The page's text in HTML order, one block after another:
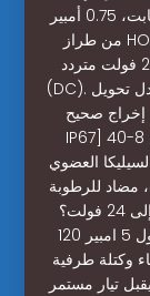
فولت ثابت، 0.75 أمبير - HOAC24DC12075A محول كهربائي
من طراز HOAC24DC12075A يتميز بكفاءة عالية وتحويل
موثوق للطاقة من 24 فولت متردد (AC) إلى 12 فولت ثابت
(DC). ما هي مزايا المحول 12 فولت إلى 24 فولت؟معدل تحويل
من 96%، إخراج صحيح. [مقاومة للماء بدرجة
IP67] يعتمد هذا المحول 12 فولت إلى 24 فولت من 8-40
السيليكا العضوي
مضاد للرطوبة
والغبار. ما هي مواصفات محول رفع 12 فولت إلى 24 فولت؟
محول رفع 12 فولت إلى 24 فولت، محول محول 5 امبير 120
للماء وكتلة طرفية
تيار مستمر